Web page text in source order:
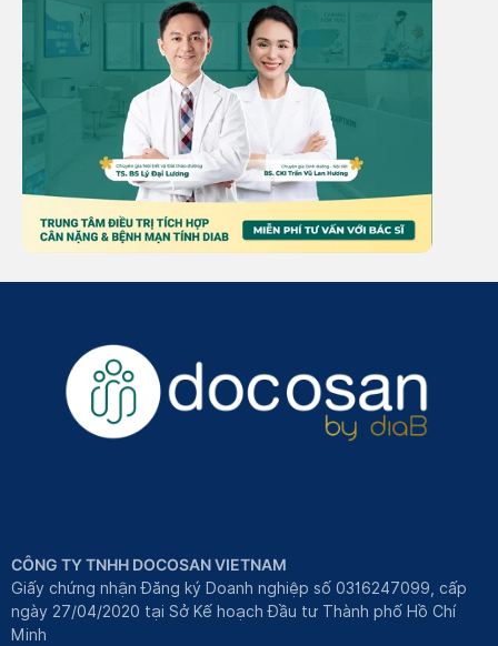
CÔNG TY TNHH DOCOSAN VIETNAM
Giấy chứng nhận Đăng ký Doanh nghiệp số 0316247099, cấp
ngày 27/04/2020 tại Sở Kế hoạch Đầu tư Thành phố Hồ Chí
Minh